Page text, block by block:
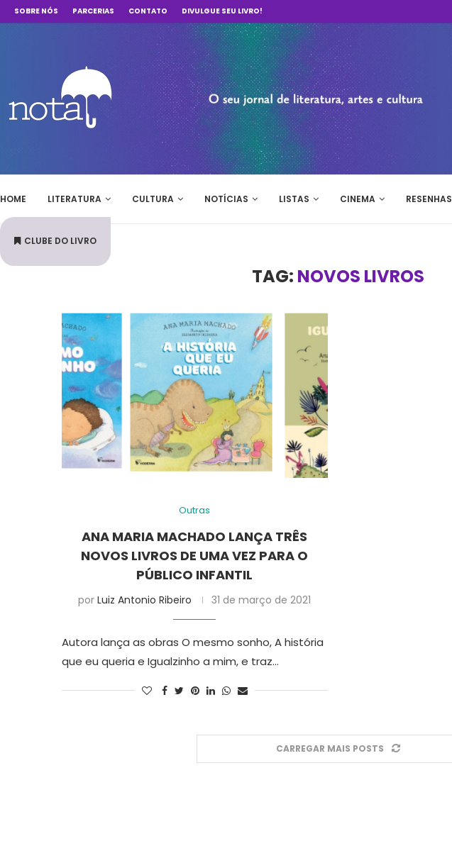
SOBRE NÓS PARCERIAS CONTATO DIVULGUE SEU LIVRO!
HOME LITERATURA CULTURA NOTÍCIAS LISTAS CINEMA RESENHAS
CLUBE DO LIVRO
TAG: NOVOS LIVROS
Outras
ANA MARIA MACHADO LANÇA TRÊS
NOVOS LIVROS DE UMA VEZ PARA O
PÚBLICO INFANTIL
porLuiz Antonio Ribeiro 31 de março de 2021
Autora lança as obras O mesmo sonho, A história
que eu queria e Igualzinho a mim, e traz…
CARREGAR MAIS POSTS